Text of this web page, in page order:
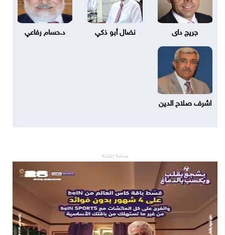
جريج داى نضال أبو ذكي د.حسام رفاعي
اشرف صلاح الدين
مساحة إعلانية